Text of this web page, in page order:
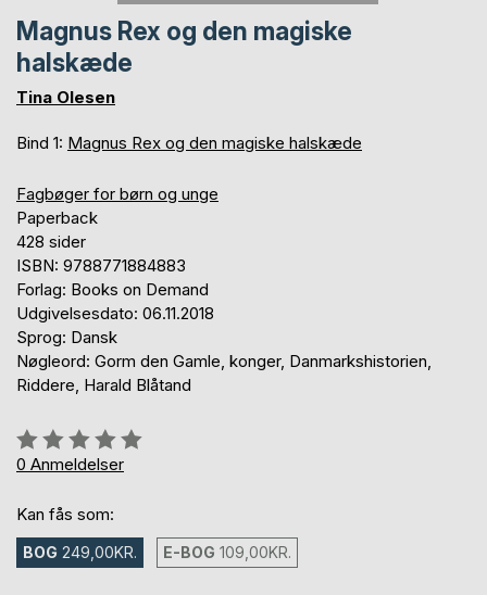
Magnus Rex og den magiske
halskæde
Tina Olesen
Bind 1: Magnus Rex og den magiske halskæde
Fagbøger for børn og unge
Paperback
428 sider
ISBN: 9788771884883
Forlag: Books on Demand
Udgivelsesdato: 06.11.2018
Sprog: Dansk
Nøgleord: Gorm den Gamle, konger, Danmarkshistorien,
Riddere, Harald Blåtand
Anmeldelse::
0%
0 Anmeldelser
Kan fås som:
BOG 249,00KR. E-BOG 109,00KR.